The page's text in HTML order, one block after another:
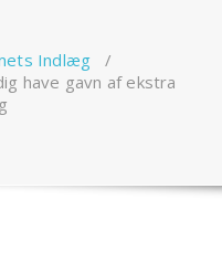
Indlæg /
have gavn af ekstra